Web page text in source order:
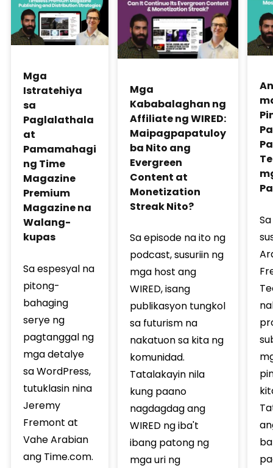
Mga
Istratehiya
sa
Paglalathala
at
Pamamahagi
ng Time
Magazine
Premium
Magazine na
Walang-
kupas
Sa espesyal na
pitong-
bahaging
serye ng
pagtanggal ng
mga detalye
sa WordPress,
tutuklasin nina
Jeremy
Fremont at
Vahe Arabian
ang Time.com.
Mga
Kababalaghan ng
Affiliate ng WIRED:
Maipagpapatuloy
ba Nito ang
Evergreen
Content at
Monetization
Streak Nito?
Sa episode na ito ng
podcast, susuriin ng
mga host ang
WIRED, isang
publikasyon tungkol
sa futurism na
nakatuon sa kita ng
komunidad.
Tatalakayin nila
kung paano
nagdagdag ang
WIRED ng iba't
ibang patong ng
mga uri ng